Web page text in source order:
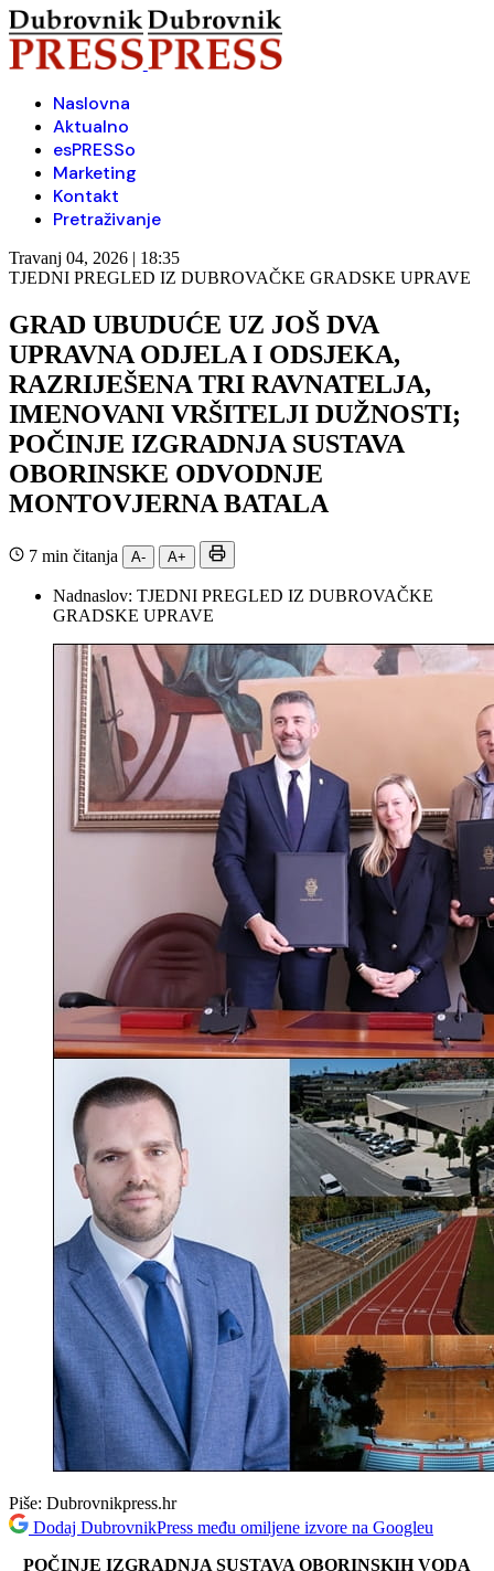
Naslovna
Aktualno
esPRESSo
Marketing
Kontakt
Pretraživanje
Travanj 04, 2026 | 18:35
TJEDNI PREGLED IZ DUBROVAČKE GRADSKE UPRAVE
GRAD UBUDUĆE UZ JOŠ DVA
UPRAVNA ODJELA I ODSJEKA,
RAZRIJEŠENA TRI RAVNATELJA,
IMENOVANI VRŠITELJI DUŽNOSTI;
POČINJE IZGRADNJA SUSTAVA
OBORINSKE ODVODNJE
MONTOVJERNA BATALA
7 min čitanja A- A+
Nadnaslov: TJEDNI PREGLED IZ DUBROVAČKE
GRADSKE UPRAVE
Piše: Dubrovnikpress.hr
Dodaj DubrovnikPress među omiljene izvore na Googleu
POČINJE IZGRADNJA SUSTAVA OBORINSKIH VODA